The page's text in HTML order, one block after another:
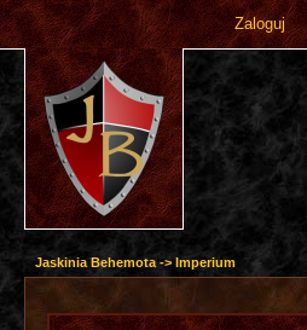
Zaloguj
Jaskinia Behemota ->Imperium